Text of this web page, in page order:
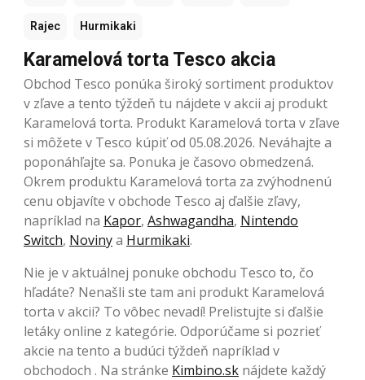
Rajec Hurmikaki
Karamelová torta Tesco akcia
Obchod Tesco ponúka široký sortiment produktov
v zľave a tento týždeň tu nájdete v akcii aj produkt
Karamelová torta. Produkt Karamelová torta v zľave
si môžete v Tesco kúpiť od 05.08.2026. Neváhajte a
poponáhľajte sa. Ponuka je časovo obmedzená.
Okrem produktu Karamelová torta za zvýhodnenú
cenu objavíte v obchode Tesco aj ďalšie zľavy,
napríklad na Kapor, Ashwagandha, Nintendo
Switch, Novinya Hurmikaki.
Nie je v aktuálnej ponuke obchodu Tesco to, čo
hľadáte? Nenašli ste tam ani produkt Karamelová
torta v akcii? To vôbec nevadí! Prelistujte si ďalšie
letáky online z kategórie. Odporúčame si pozrieť
akcie na tento a budúci týždeň napríklad v
obchodoch . Na stránke Kimbino.sk nájdete každý